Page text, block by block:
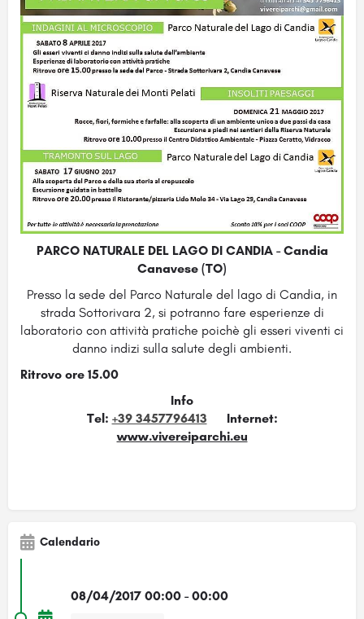
PARCO NATURALE DEL LAGO DI CANDIA - Candia
Canavese (TO)
Presso la sede del Parco Naturale del lago di Candia, in
strada Sottorivara 2, si potranno fare esperienze di
laboratorio con attività pratiche poichè gli esseri viventi ci
danno indizi sulla salute degli ambienti.
Ritrovo ore 15.00
Info
Tel: +39 3457796413
Internet:
www.vivereiparchi.eu
Calendario
08/04/2017 00:00 - 00:00